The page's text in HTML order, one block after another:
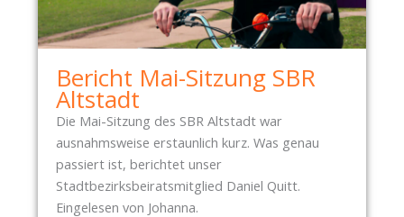
Bericht Mai-Sitzung SBR
Altstadt
Die Mai-Sitzung des SBR Altstadt war
ausnahmsweise erstaunlich kurz. Was genau
passiert ist, berichtet unser
Stadtbezirksbeiratsmitglied Daniel Quitt.
Eingelesen von Johanna.